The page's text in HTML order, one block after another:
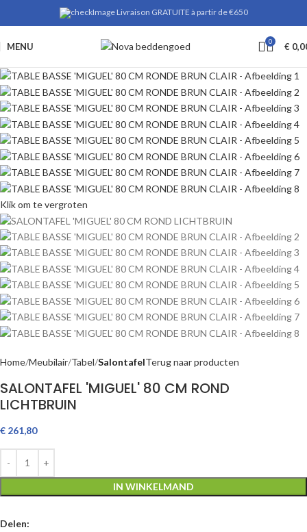
Livraison GRATUITE à partir de €650
MENU 0 €
Klik om te vergroten
Home Meubilair Tabel SalontafelTerug naar producten
SALONTAFEL 'MIGUEL' 80 CM ROND
LICHTBRUIN
€ 261,80
IN WINKELMAND
Delen: